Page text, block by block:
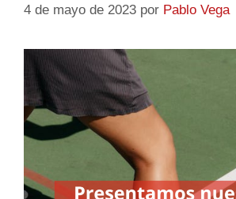
4 de mayo de 2023 por Pablo Vega